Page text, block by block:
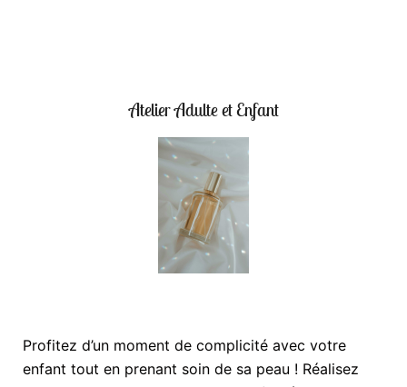
Atelier Adulte et Enfant
Profitez d’un moment de complicité avec votre
enfant tout en prenant soin de sa peau ! Réalisez